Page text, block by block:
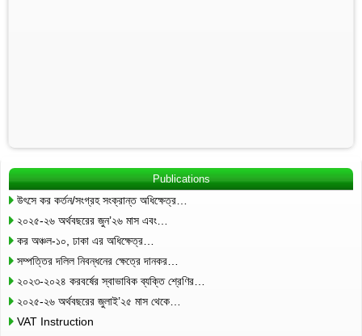
Publications
উৎসে কর কর্তন/সংগ্রহ সংক্রান্ত অধিক্ষেত্র…
২০২৫-২৬ অর্থবছরের জুন’২৬ মাস এবং…
কর অঞ্চল-১০, ঢাকা এর অধিক্ষেত্র…
সম্পত্তির দলিল নিবন্ধনের ক্ষেত্রে দানকর…
২০২৩-২০২৪ করবর্ষের স্বাভাবিক ব্যক্তি শ্রেণির…
২০২৫-২৬ অর্থবছরের জুলাই’২৫ মাস থেকে…
VAT Instruction